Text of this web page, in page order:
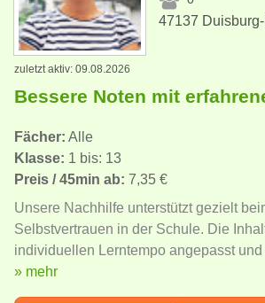
47137
zuletzt aktiv: 09.08.2026
Bessere Noten mit
Fächer: Alle
Klasse: 1 bis: 13
Preis / 45min ab: 7,35 €
Unsere Nachhilfe unterstützt gezielt
Selbstvertrauen in der Schule. Die
individuellen Lerntempo angepasst
» mehr